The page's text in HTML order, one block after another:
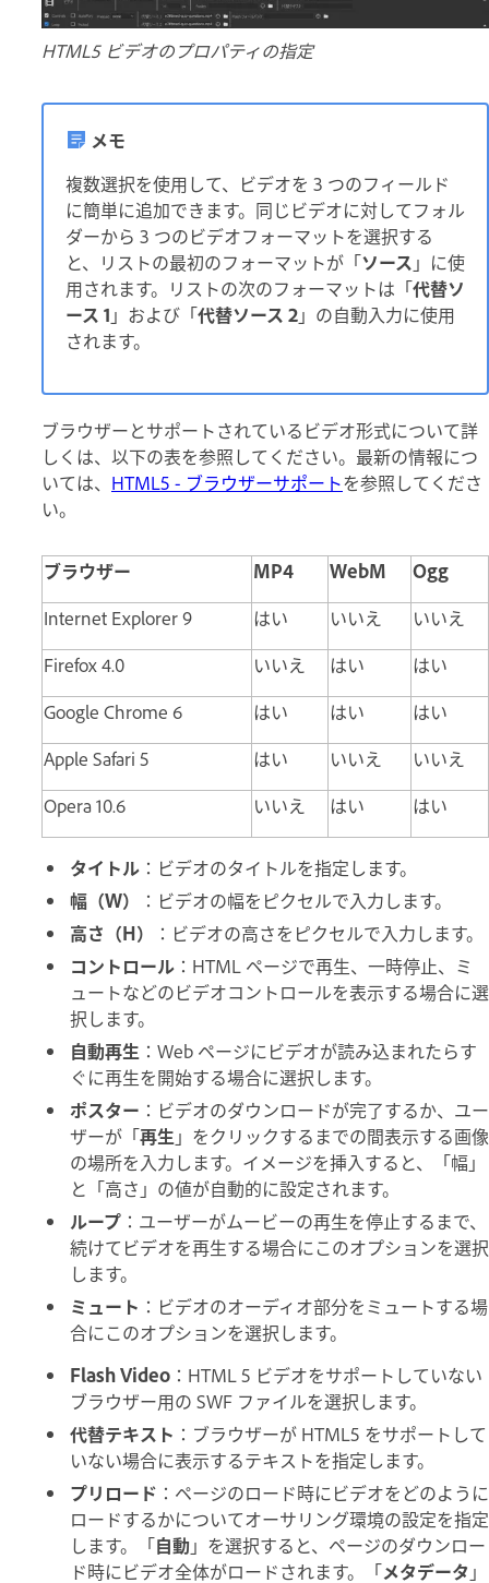
HTML5 ビデオのプロパティの指定
メモ
複数選択を使用して、ビデオを 3 つのフィールド
に簡単に追加できます。同じビデオに対してフォル
ダーから 3 つのビデオフォーマットを選択する
と、リストの最初のフォーマットが「ソース 」に使
用されます。リストの次のフォーマットは「代替ソ
ース 1 」および「代替ソース 2」の自動入力に使用
されます。
ブラウザーとサポートされているビデオ形式について詳
しくは、以下の表を参照してください。最新の情報につ
いては、 HTML5 - ブラウザーサポートを参照してくださ
い。
ブラウザー MP4 WebM
Ogg
Internet Explorer 9
はい いいえ
いいえ
Firefox 4.0
いいえ はい
はい
Google Chrome 6
はい はい
はい
Apple Safari 5
はい いいえ
いいえ
Opera 10.6
いいえ はい はい
タイトル ：ビデオのタイトルを指定します。
幅（W）
：ビデオの幅をピクセルで入力します。
高さ（H）
：ビデオの高さをピクセルで入力します。
コントロール ：HTML ページで再生、一時停止、ミ
ュートなどのビデオコントロールを表示する場合に選
択します。
自動再生 ：Web ページにビデオが読み込まれたらす
ぐに再生を開始する場合に選択します。
ポスター ：ビデオのダウンロードが完了するか、ユー
ザーが「再生」をクリックするまでの間表示する画像
の場所を入力します。イメージを挿入すると、「幅」
と「高さ」の値が自動的に設定されます。
ループ ：ユーザーがムービーの再生を停止するまで、
続けてビデオを再生する場合にこのオプションを選択
します。
ミュート ：ビデオのオーディオ部分をミュートする場
合にこのオプションを選択します。
Flash Video ：HTML 5 ビデオをサポートしていない
ブラウザー用の SWF ファイルを選択します。
代替テキスト ：ブラウザーが HTML5 をサポートして
いない場合に表示するテキストを指定します。
プリロード ：ページのロード時にビデオをどのように
ロードするかについてオーサリング環境の設定を指定
します。「自動」を選択すると、ページのダウンロー
ド時にビデオ全体がロードされます。「メタデータ 」